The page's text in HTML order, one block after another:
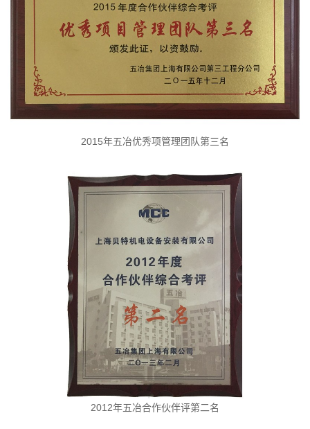
2015年五冶优秀项管理团队第三名
2012年五冶合作伙伴评第二名